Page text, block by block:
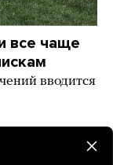
все чаще
вводится